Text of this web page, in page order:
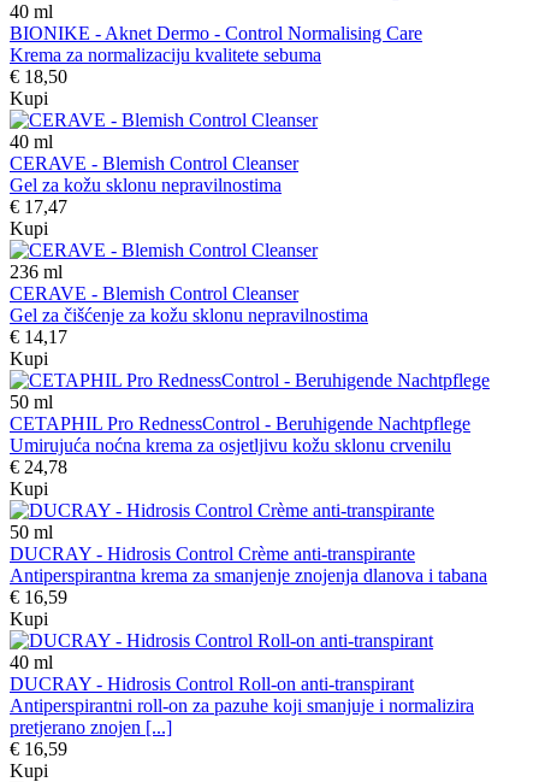
40 ml
BIONIKE - Aknet Dermo - Control Normalising Care
Krema za normalizaciju kvalitete sebuma
€ 18,50
Kupi
40 ml
CERAVE - Blemish Control Cleanser
Gel za kožu sklonu nepravilnostima
€ 17,47
Kupi
236 ml
CERAVE - Blemish Control Cleanser
Gel za čišćenje za kožu sklonu nepravilnostima
€ 14,17
Kupi
50 ml
CETAPHIL Pro RednessControl - Beruhigende Nachtpflege
Umirujuća noćna krema za osjetljivu kožu sklonu crvenilu
€ 24,78
Kupi
50 ml
DUCRAY - Hidrosis Control Crème anti-transpirante
Antiperspirantna krema za smanjenje znojenja dlanova i tabana
€ 16,59
Kupi
40 ml
DUCRAY - Hidrosis Control Roll-on anti-transpirant
Antiperspirantni roll-on za pazuhe koji smanjuje i normalizira
pretjerano znojen [...]
€ 16,59
Kupi